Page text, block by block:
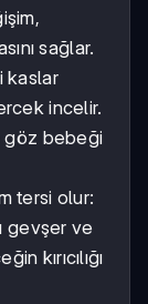
sağlar.
kaslar
incelir.
göz bebeği
tersi olur:
gevşer ve
kırıcılığı